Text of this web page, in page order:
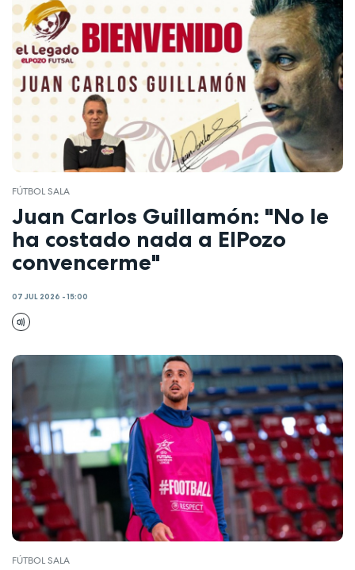
FÚTBOL SALA
Juan Carlos Guillamón: "No le
ha costado nada a ElPozo
convencerme"
07 JUL 2026 - 15:00
FÚTBOL SALA